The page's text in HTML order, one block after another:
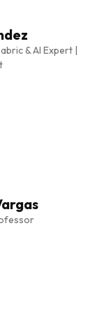
& AI Expert |